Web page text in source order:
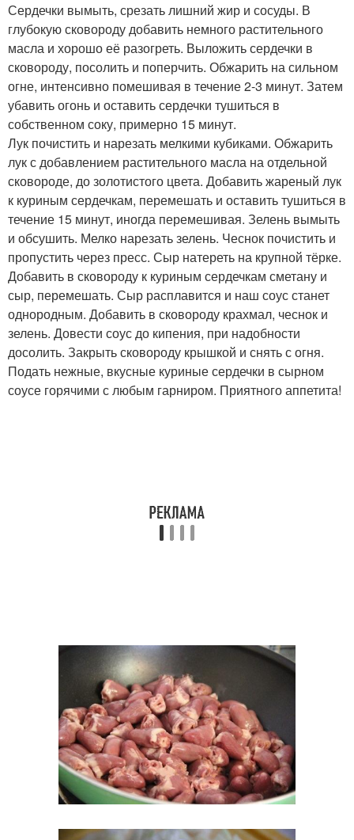
Сердечки вымыть, срезать лишний жир и сосуды. В
глубокую сковороду добавить немного растительного
масла и хорошо её разогреть. Выложить сердечки в
сковороду, посолить и поперчить. Обжарить на сильном
огне, интенсивно помешивая в течение 2-3 минут. Затем
убавить огонь и оставить сердечки тушиться в
собственном соку, примерно 15 минут.
Лук почистить и нарезать мелкими кубиками. Обжарить
лук с добавлением растительного масла на отдельной
сковороде, до золотистого цвета. Добавить жареный лук
к куриным сердечкам, перемешать и оставить тушиться в
течение 15 минут, иногда перемешивая. Зелень вымыть
и обсушить. Мелко нарезать зелень. Чеснок почистить и
пропустить через пресс. Сыр натереть на крупной тёрке.
Добавить в сковороду к куриным сердечкам сметану и
сыр, перемешать. Сыр расплавится и наш соус станет
однородным. Добавить в сковороду крахмал, чеснок и
зелень. Довести соус до кипения, при надобности
досолить. Закрыть сковороду крышкой и снять с огня.
Подать нежные, вкусные куриные сердечки в сырном
соусе горячими с любым гарниром. Приятного аппетита!